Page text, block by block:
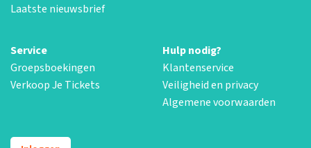
Laatste nieuwsbrief
Service
Groepsboekingen
Verkoop Je Tickets
Hulp nodig?
Klantenservice
Veiligheid en privacy
Algemene voorwaarden